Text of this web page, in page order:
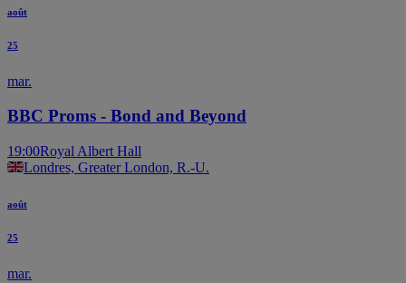
août
25
mar.
BBC Proms - Bond and Beyond
19:00Royal Albert Hall
Londres, Greater London, R.-U.
août
25
mar.